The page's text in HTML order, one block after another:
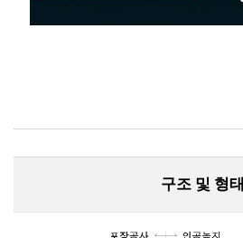
구조 및 형태